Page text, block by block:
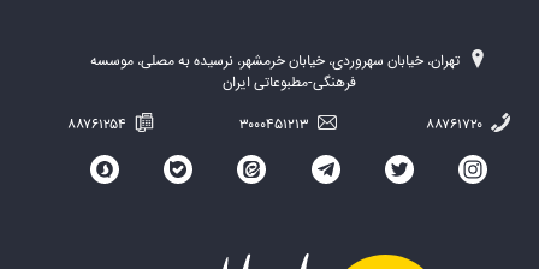
تهران، خیابان سهروردی، خیابان خرمشهر، نرسیده به مصلی، موسسه
فرهنگی-مطبوعاتی ایران